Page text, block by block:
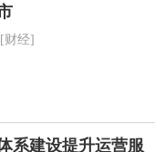
[财经]
系建设提升运营服